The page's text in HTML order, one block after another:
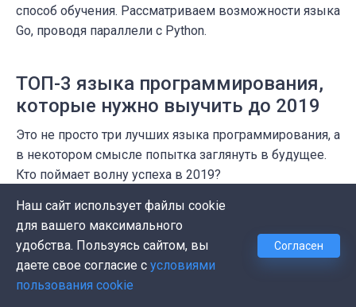
способ обучения. Рассматриваем возможности языка
Go, проводя параллели с Python.
TOП-3 языка программирования,
которые нужно выучить до 2019
Это не просто три лучших языка программирования, а
в некотором смысле попытка заглянуть в будущее.
Кто поймает волну успеха в 2019?
30 лучших книг для освоения
языка программирования Go
Ищете книги по Go? Представляем 30 книг для
Наш сайт использует файлы cookie
для вашего максимального
удобства. Пользуясь сайтом, вы
даете свое согласие с условиями
пользования cookie
Согласен